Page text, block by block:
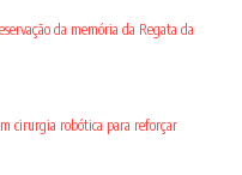
da memória da Regata da
cirurgia robótica para reforçar